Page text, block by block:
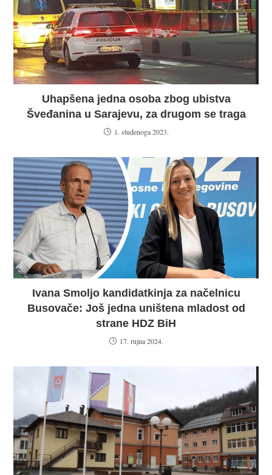
Uhapšena jedna osoba zbog ubistva
Šveđanina u Sarajevu, za drugom se traga
1. studenoga 2023.
Ivana Smoljo kandidatkinja za načelnicu
Busovače: Još jedna uništena mladost od
strane HDZ BiH
17. rujna 2024.